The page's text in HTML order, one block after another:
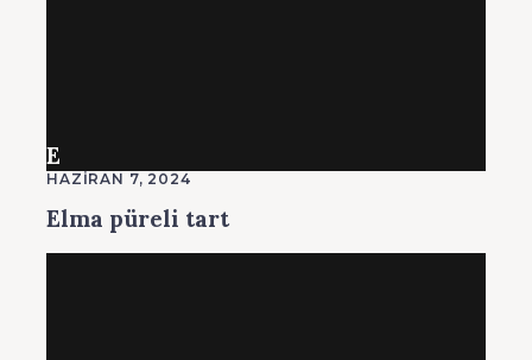
E
HAZIRAN 7, 2024
Elma püreli tart